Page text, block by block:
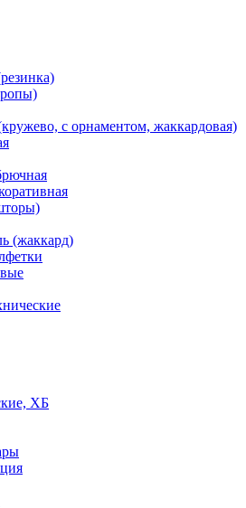
с орнаментом, жаккардовая)
(жаккард)
ХБ